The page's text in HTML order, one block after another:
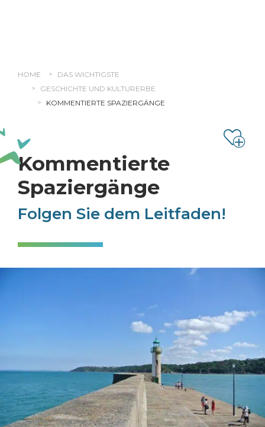
HOME
DAS WICHTIGSTE
GESCHICHTE UND KULTURERBE
KOMMENTIERTE SPAZIERGÄNGE
Kommentierte
Spaziergänge
Folgen Sie dem Leitfaden!